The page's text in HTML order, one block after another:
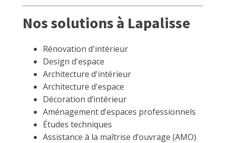
Nos solutions à Lapalisse
Rénovation d'intérieur
Design d'espace
Architecture d'intérieur
Architecture d'espace
Décoration d’intérieur
Aménagement d’espaces professionnels
Études techniques
Assistance à la maîtrise d’ouvrage (AMO)